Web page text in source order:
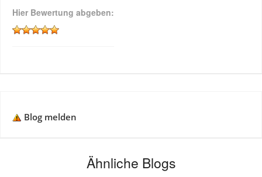
Hier Bewertung abgeben:
Blog melden
Ähnliche Blogs